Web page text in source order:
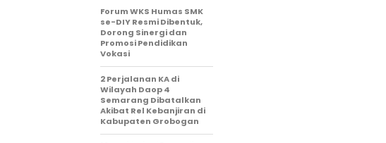
Forum WKS Humas SMK
se-DIY Resmi Dibentuk,
Dorong Sinergi dan
Promosi Pendidikan
Vokasi
2 Perjalanan KA di
Wilayah Daop 4
Semarang Dibatalkan
Akibat Rel Kebanjiran di
Kabupaten Grobogan